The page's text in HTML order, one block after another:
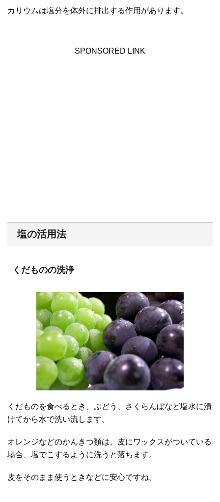
カリウムは塩分を体外に排出する作用があります。
SPONSORED LINK
塩の活用法
くだものの洗浄
くだものを食べるとき、ぶどう、さくらんぼなど塩水に漬
けてから水で洗い流します。
オレンジなどのかんきつ類は、皮にワックスがついている
場合、塩でこするように洗うと落ちます。
皮をそのまま使うときなどに安心ですね。